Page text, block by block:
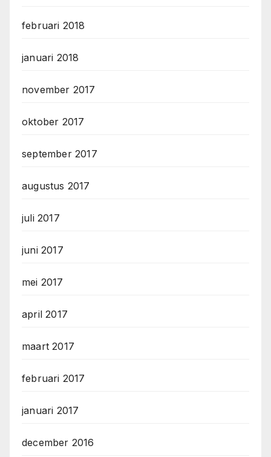
februari 2018
januari 2018
november 2017
oktober 2017
september 2017
augustus 2017
juli 2017
juni 2017
mei 2017
april 2017
maart 2017
februari 2017
januari 2017
december 2016